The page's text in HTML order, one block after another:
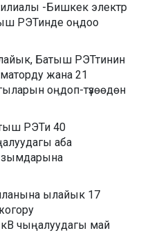
-Бишкек электр
РЭТинде оңдоо
Батыш РЭТтинин
жана 21
оӊдоп-түзөөдөн
РЭТи 40
аба
зымдарына
ылайык 17
чыңалуудагы май